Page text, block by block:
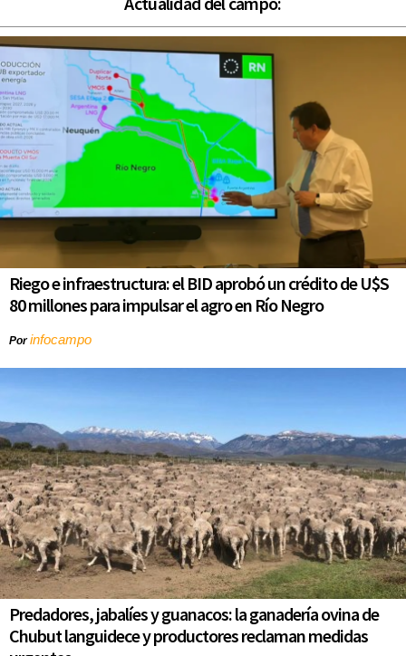
Riego e infraestructura: el BID aprobó un crédito de U$S
80 millones para impulsar el agro en Río Negro
Porinfocampo
Predadores, jabalíes y guanacos: la ganadería ovina de
Chubut languidece y productores reclaman medidas